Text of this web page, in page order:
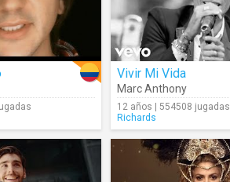
Vivir Mi Vida
Marc Anthony
12 años | 554508 jugadas
Richards